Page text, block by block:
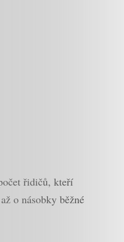
řidičů, kteří
o násobky běžné